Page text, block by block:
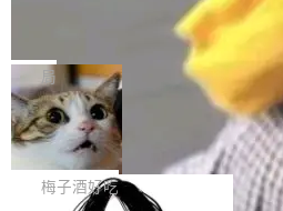
个独立于业务线程的全局通信引擎（
Coding 从个人辅助工具逐步走向团
级应用，企业在规模化落地过程中，
可控性和代码质量提出了更高要求。
安全与合规要求。对于大多数普通研
有云模型能够满足快速试用和效率提
但对于金融、能源、医疗等对数据安
产品应用、支撑保障、专题等五大方
AI算力网关（AI创新平台）成功入选
各业的Agent走向规模化建设，算力
渐丰富，用户关注的重点也在发生变
让AI用起来，还要进一步看清混合算
Token花在哪里、算力是否被充分利
续增长的AI成本该如何优化。 深信服
正是围绕这些实际问题，从Token治
Jeff Dean 离开 Google：一个时
束，一个实验室的开始
Google 员工编号 20。MapReduce
Bigtable 作者之一。TensorFlow 的
Gemini 的架构师。Google 首席科学
ean 在 Google 工作了 27 年后，宣
不是一个人走。一同离开的还有
wat（Google 员工编号 23，Jeff
年的编程搭档，MapReduce 和
局
🔥 SolonCode v2026.8.4 发布：
字体可调、22 种语言、记忆搜索
打开终端就能上岗的全中文编码智能
把「看得清、用母语、记得住」三件
梅子酒好吃